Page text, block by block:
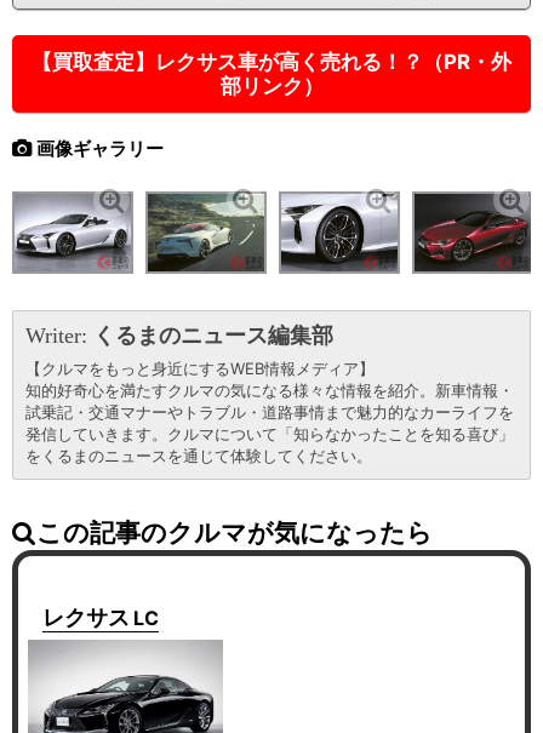
【買取査定】レクサス車が高く売れる！？（PR・外
部リンク）
画像ギャラリー
Writer: くるまのニュース編集部
【クルマをもっと身近にするWEB情報メディア】
知的好奇心を満たすクルマの気になる様々な情報を紹介。新車情報・
試乗記・交通マナーやトラブル・道路事情まで魅力的なカーライフを
発信していきます。クルマについて「知らなかったことを知る喜び」
をくるまのニュースを通じて体験してください。
この記事のクルマが気になったら
レクサス LC